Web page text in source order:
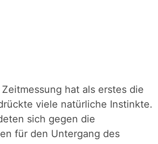
hat als erstes die
viele natürliche Instinkte.
sich gegen die
für den Untergang des